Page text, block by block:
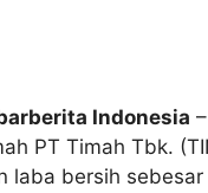
Indonesia
PT Timah Tbk.
laba bersih